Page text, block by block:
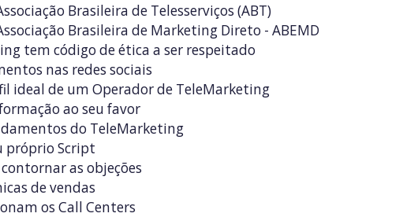
Brasileira de Telesserviços (ABT)
Brasileira de Marketing Direto - ABEMD
tem código de ética a ser respeitado
nas redes sociais
ideal de um Operador de TeleMarketing
ao seu favor
do TeleMarketing
próprio Script
as objeções
de vendas
os Call Centers